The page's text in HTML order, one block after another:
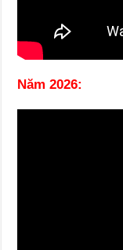
Năm 2026: